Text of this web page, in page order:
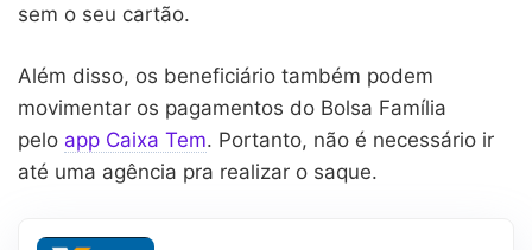
sem o seu cartão.
Além disso, os beneficiário também podem
movimentar os pagamentos do Bolsa Família
pelo app Caixa Tem. Portanto, não é necessário ir
até uma agência pra realizar o saque.